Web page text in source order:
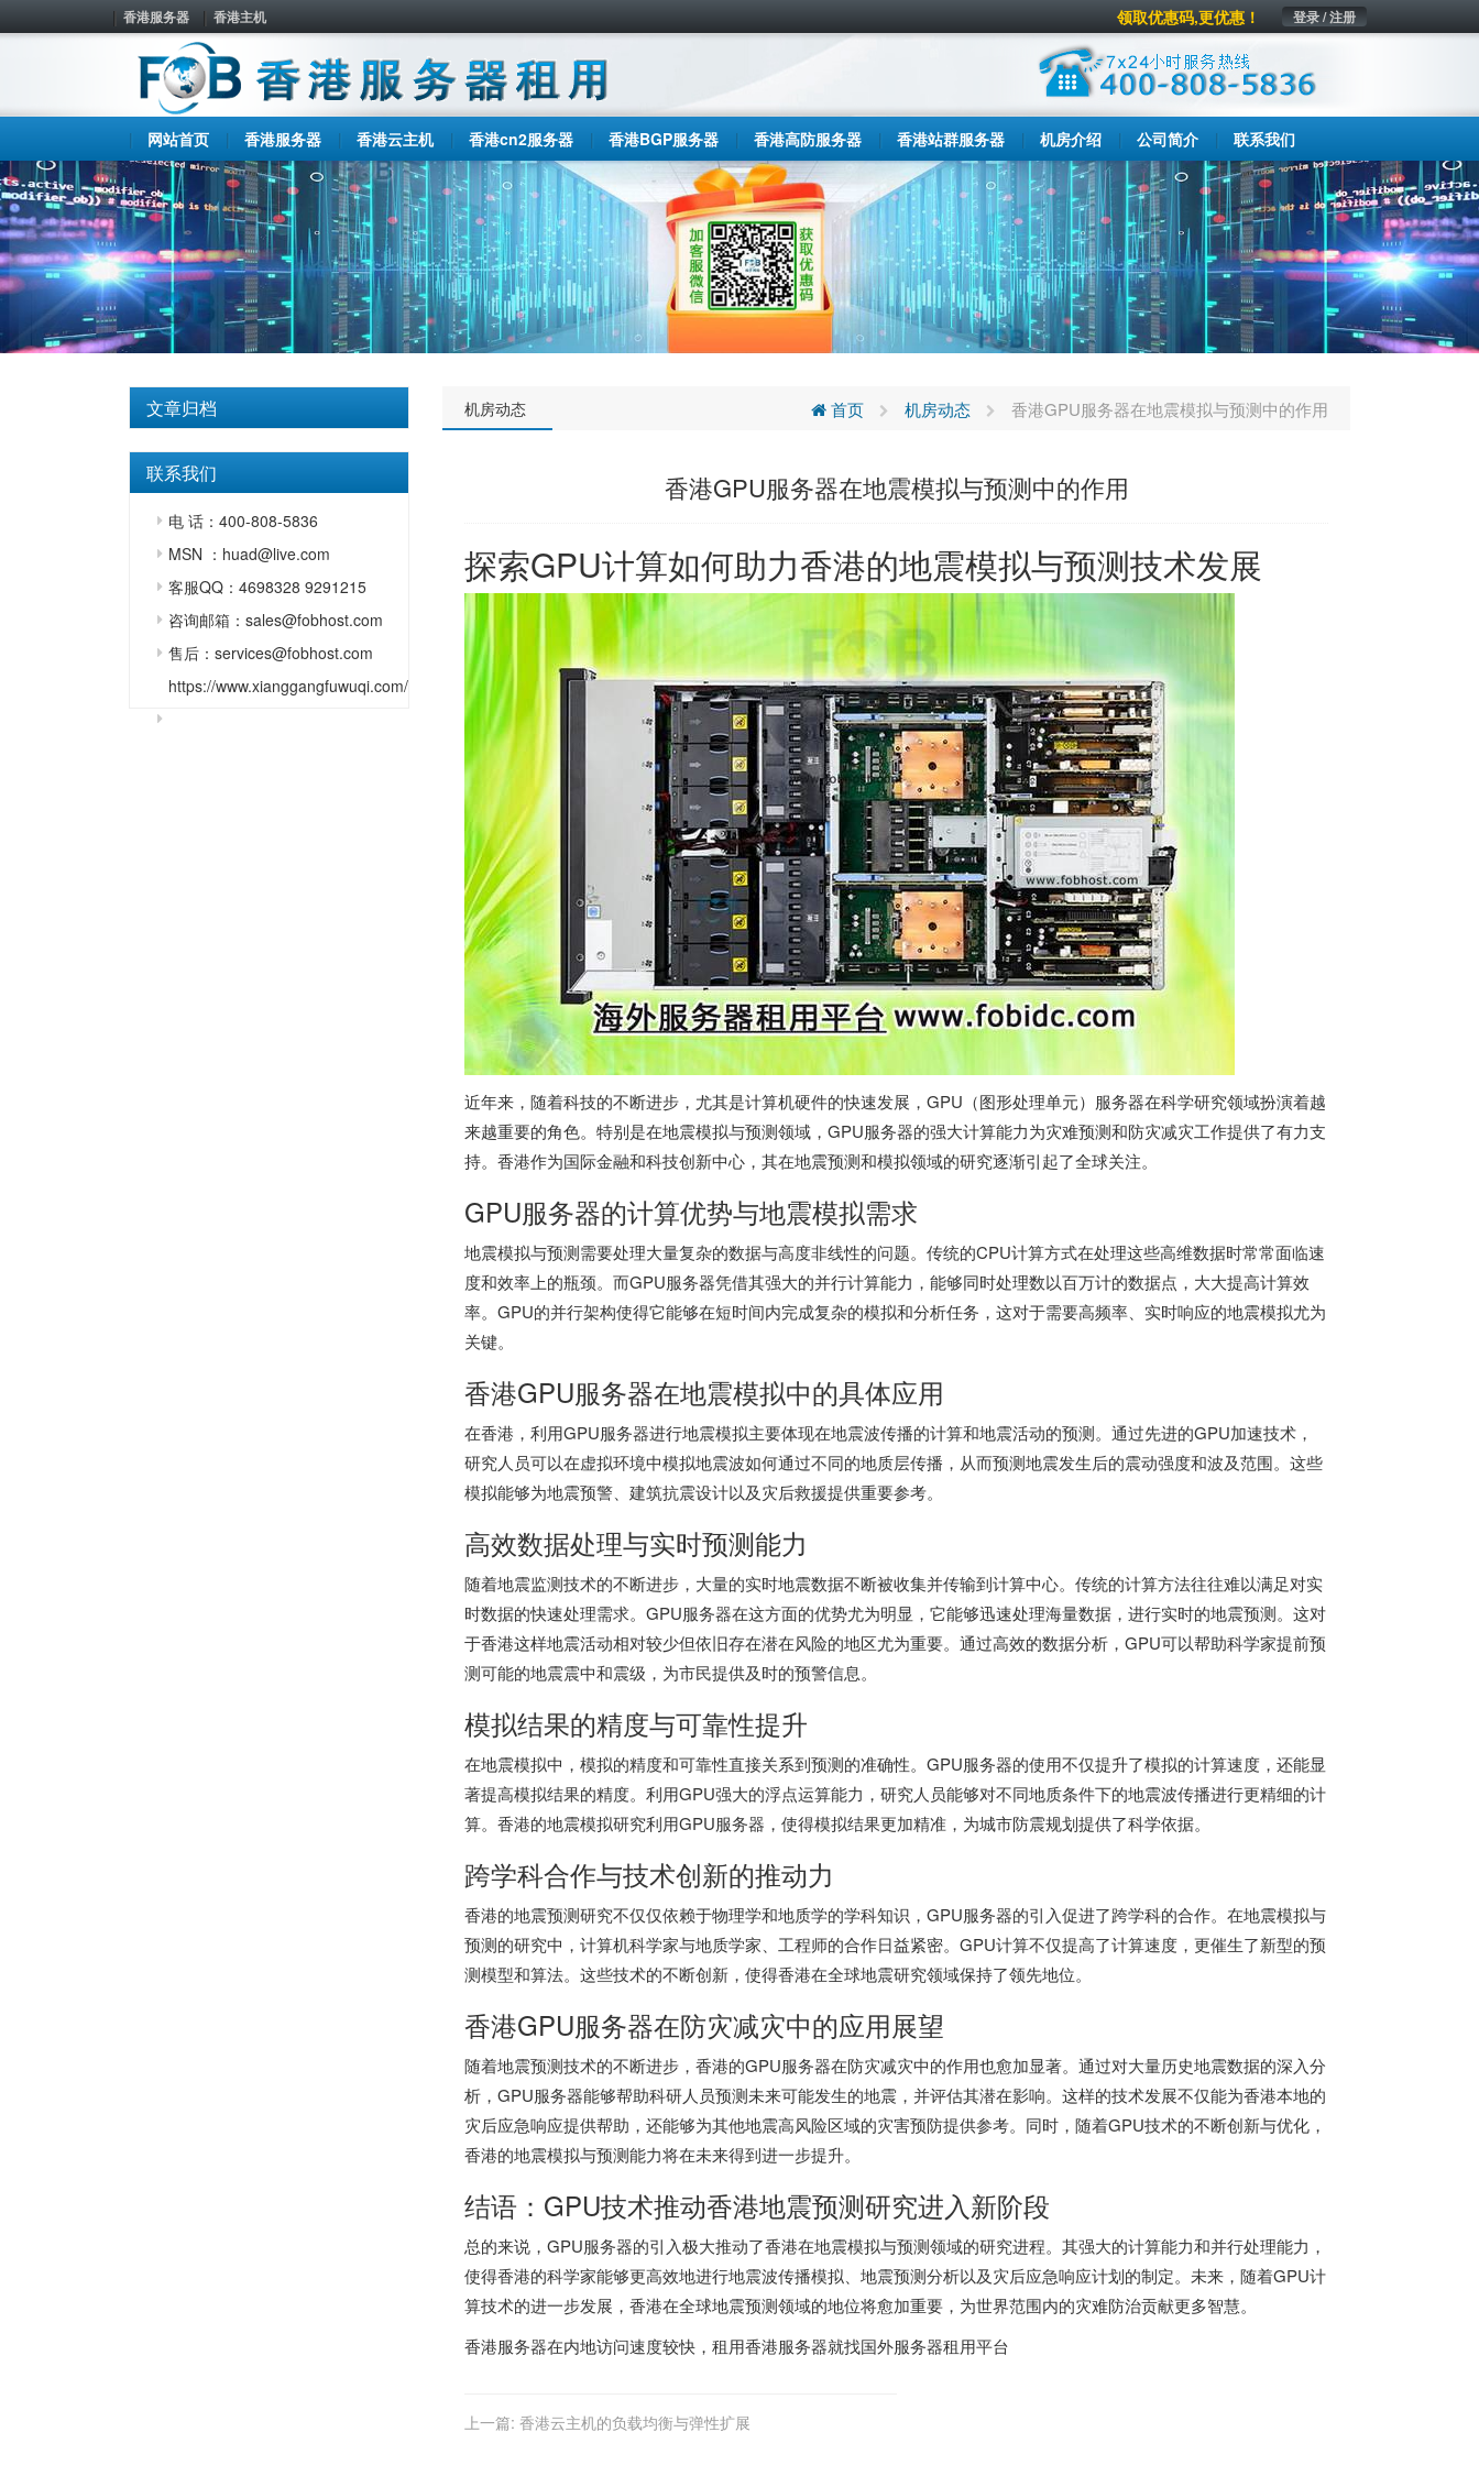
香港服务器 香港主机 登录 / 注册
领取优惠码,更优惠！
网站首页 香港服务器 香港云主机 香港cn2服务器 香港BGP服务器 香港高防服务器 香港站群服务器 机房介绍 公司简介 联系我们
文章归档
联系我们
电 话：400-808-5836
MSN ：huad@live.com
客服QQ：4698328 9291215
咨询邮箱：sales@fobhost.com
售后：services@fobhost.com
https://www.xianggangfuwuqi.com/
机房动态 首页 机房动态 香港GPU服务器在地震模拟与预测中的作用
香港GPU服务器在地震模拟与预测中的作用
探索GPU计算如何助力香港的地震模拟与预测技术发展
近年来，随着科技的不断进步，尤其是计算机硬件的快速发展，GPU（图形处理单元）服务器在科学研究领域扮演着越
来越重要的角色。特别是在地震模拟与预测领域，GPU服务器的强大计算能力为灾难预测和防灾减灾工作提供了有力支
持。香港作为国际金融和科技创新中心，其在地震预测和模拟领域的研究逐渐引起了全球关注。
GPU服务器的计算优势与地震模拟需求
地震模拟与预测需要处理大量复杂的数据与高度非线性的问题。传统的CPU计算方式在处理这些高维数据时常常面临速
度和效率上的瓶颈。而GPU服务器凭借其强大的并行计算能力，能够同时处理数以百万计的数据点，大大提高计算效
率。GPU的并行架构使得它能够在短时间内完成复杂的模拟和分析任务，这对于需要高频率、实时响应的地震模拟尤为
关键。
香港GPU服务器在地震模拟中的具体应用
在香港，利用GPU服务器进行地震模拟主要体现在地震波传播的计算和地震活动的预测。通过先进的GPU加速技术，
研究人员可以在虚拟环境中模拟地震波如何通过不同的地质层传播，从而预测地震发生后的震动强度和波及范围。这些
模拟能够为地震预警、建筑抗震设计以及灾后救援提供重要参考。
高效数据处理与实时预测能力
随着地震监测技术的不断进步，大量的实时地震数据不断被收集并传输到计算中心。传统的计算方法往往难以满足对实
时数据的快速处理需求。GPU服务器在这方面的优势尤为明显，它能够迅速处理海量数据，进行实时的地震预测。这对
于香港这样地震活动相对较少但依旧存在潜在风险的地区尤为重要。通过高效的数据分析，GPU可以帮助科学家提前预
测可能的地震震中和震级，为市民提供及时的预警信息。
模拟结果的精度与可靠性提升
在地震模拟中，模拟的精度和可靠性直接关系到预测的准确性。GPU服务器的使用不仅提升了模拟的计算速度，还能显
著提高模拟结果的精度。利用GPU强大的浮点运算能力，研究人员能够对不同地质条件下的地震波传播进行更精细的计
算。香港的地震模拟研究利用GPU服务器，使得模拟结果更加精准，为城市防震规划提供了科学依据。
跨学科合作与技术创新的推动力
香港的地震预测研究不仅仅依赖于物理学和地质学的学科知识，GPU服务器的引入促进了跨学科的合作。在地震模拟与
预测的研究中，计算机科学家与地质学家、工程师的合作日益紧密。GPU计算不仅提高了计算速度，更催生了新型的预
测模型和算法。这些技术的不断创新，使得香港在全球地震研究领域保持了领先地位。
香港GPU服务器在防灾减灾中的应用展望
随着地震预测技术的不断进步，香港的GPU服务器在防灾减灾中的作用也愈加显著。通过对大量历史地震数据的深入分
析，GPU服务器能够帮助科研人员预测未来可能发生的地震，并评估其潜在影响。这样的技术发展不仅能为香港本地的
灾后应急响应提供帮助，还能够为其他地震高风险区域的灾害预防提供参考。同时，随着GPU技术的不断创新与优化，
香港的地震模拟与预测能力将在未来得到进一步提升。
结语：GPU技术推动香港地震预测研究进入新阶段
总的来说，GPU服务器的引入极大推动了香港在地震模拟与预测领域的研究进程。其强大的计算能力和并行处理能力，
使得香港的科学家能够更高效地进行地震波传播模拟、地震预测分析以及灾后应急响应计划的制定。未来，随着GPU计
算技术的进一步发展，香港在全球地震预测领域的地位将愈加重要，为世界范围内的灾难防治贡献更多智慧。
香港服务器在内地访问速度较快，租用香港服务器就找国外服务器租用平台
上一篇: 香港云主机的负载均衡与弹性扩展